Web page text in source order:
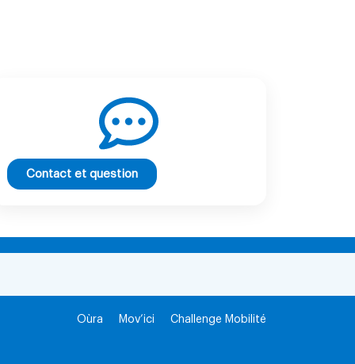
Contact et question
Oùra Mov’ici Challenge Mobilité